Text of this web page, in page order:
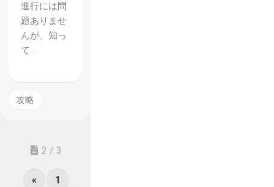
進行には問
題ありませ
んが、知っ
て...
攻略
2 / 3
« 1